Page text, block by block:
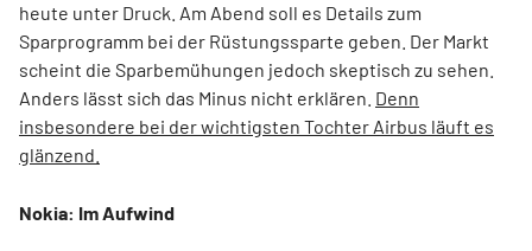
heute unter Druck. Am Abend soll es Details zum
Sparprogramm bei der Rüstungssparte geben. Der Markt
scheint die Sparbemühungen jedoch skeptisch zu sehen.
Anders lässt sich das Minus nicht erklären. Denn
insbesondere bei der wichtigsten Tochter Airbus läuft es
glänzend.
Nokia: Im Aufwind